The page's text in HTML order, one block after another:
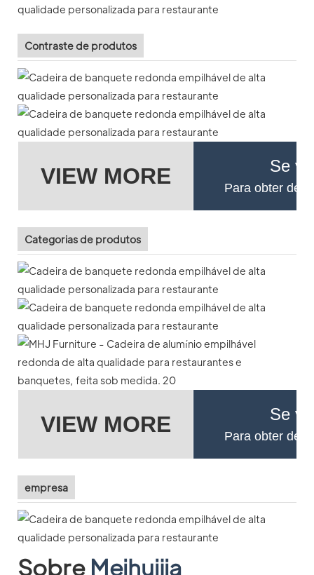
Contraste de produtos
VIEW MORE Se
Para obter
Categorias de produtos
VIEW MORE Se
Para obter
empresa
Sobre Meihuijia